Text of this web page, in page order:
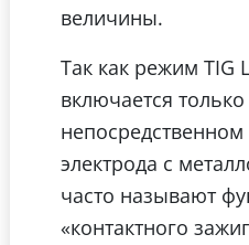
величины.
Так как режим TIG
включается
непосредственном
электрода с
часто называют
«контактного